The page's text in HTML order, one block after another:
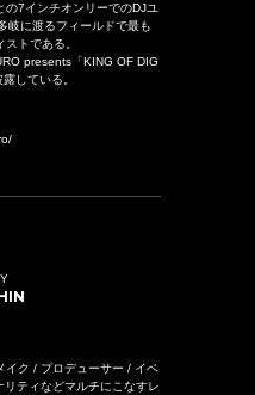
の7インチオンリーでのDJユ
岐に渡るフィールドで最も
トである。
presents「KING OF DIG
している。
イク / プロデューサー / イベ
ティなどマルチにこなすレ